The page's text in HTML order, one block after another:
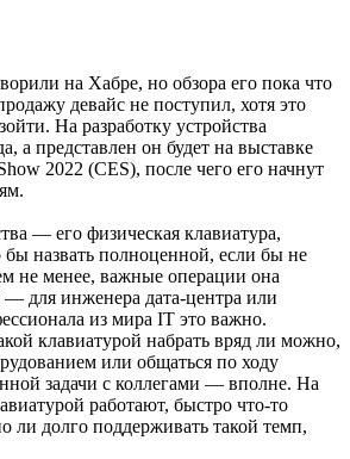
на Хабре, но обзора его пока что
девайс не поступил, хотя это
На разработку устройства
а представлен он будет на выставке
2022 (CES), после чего его начнут
— его физическая клавиатура,
назвать полноценной, если бы не
не менее, важные операции она
— для инженера дата-центра или
из мира IT это важно.
клавиатурой набрать вряд ли можно,
или общаться по ходу
задачи с коллегами — вполне. На
работают, быстро что-то
ли долго поддерживать такой темп,